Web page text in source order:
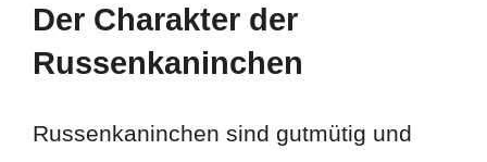
Der Charakter der
Russenkaninchen
Russenkaninchen sind gutmütig und